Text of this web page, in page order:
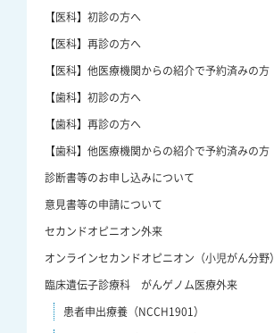
【医科】初診の方へ
【医科】再診の方へ
【医科】他医療機関からの紹介で予約済みの方
【歯科】初診の方へ
【歯科】再診の方へ
【歯科】他医療機関からの紹介で予約済みの方
診断書等のお申し込みについて
意見書等の申請について
セカンドオピニオン外来
オンラインセカンドオピニオン（小児がん分野）
臨床遺伝子診療科 がんゲノム医療外来
患者申出療養（NCCH1901）